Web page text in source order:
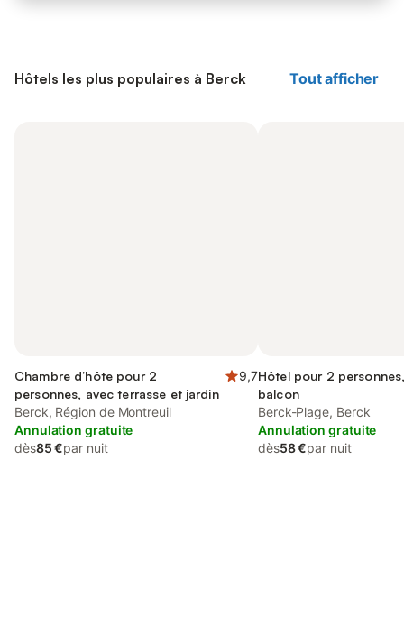
Hôtels les plus populaires à Berck Tout afficher
Chambre d’hôte pour 2
personnes, avec terrasse et jardin
9,7
Berck, Région de Montreuil
Annulation gratuite
dès85 €par nuit
Hôtel pour 2
balcon
Berck-Plage, Berck
Annulation gratuite
dès58 €par nuit